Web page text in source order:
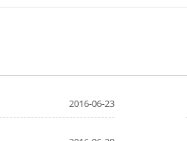
2016-06-23